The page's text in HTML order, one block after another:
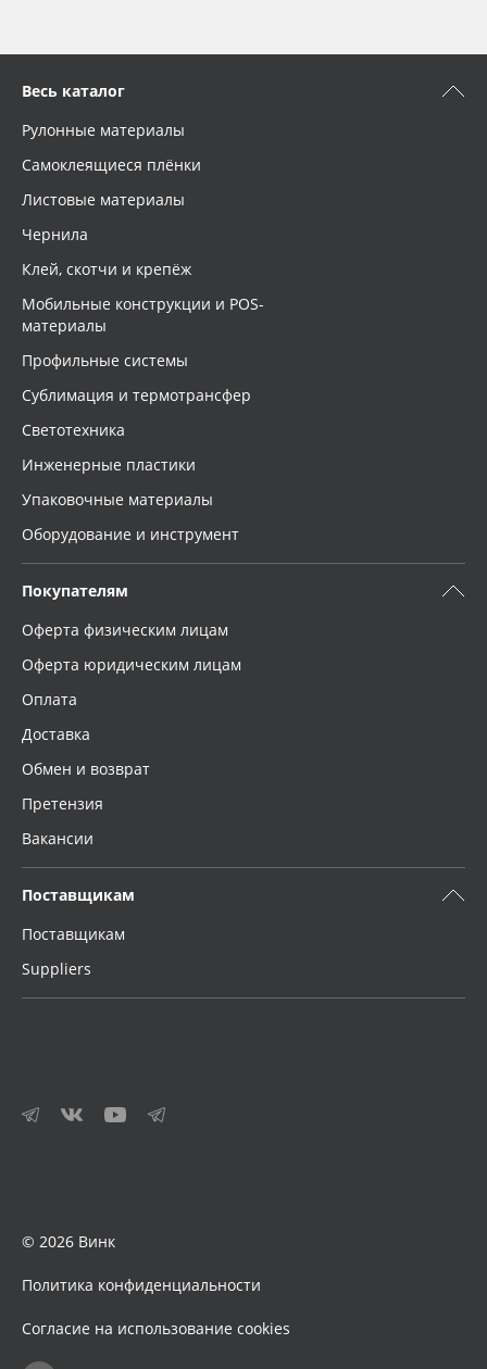
Весь каталог
Рулонные материалы
Самоклеящиеся плёнки
Листовые материалы
Чернила
Клей, скотчи и крепёж
Мобильные конструкции и POS-
материалы
Профильные системы
Сублимация и термотрансфер
Светотехника
Инженерные пластики
Упаковочные материалы
Оборудование и инструмент
Покупателям
Оферта физическим лицам
Оферта юридическим лицам
Оплата
Доставка
Обмен и возврат
Претензия
Вакансии
Поставщикам
Поставщикам
Suppliers
© 2026 Винк
Политика конфиденциальности
Согласие на использование cookies